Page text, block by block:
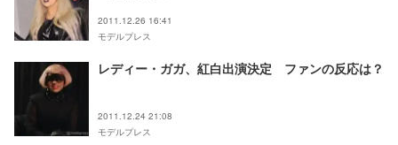
2011.12.26 16:41
モデルプレス
レディー・ガガ、紅白出演決定 ファンの反応は？
2011.12.24 21:08
モデルプレス